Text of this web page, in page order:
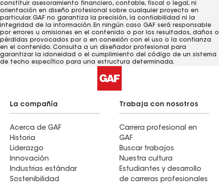
constituir asesoramiento financiero, contable, fiscal o legal, ni
orientación en diseño profesional sobre cualquier proyecto en
particular. GAF no garantiza la precisión, la confiabilidad ni la
integridad de la información. En ningún caso GAF será responsable
por errores u omisiones en el contenido o por los resultados, daños o
pérdidas provocados ​​por o en conexión con el uso o la confianza
en el contenido. Consulta a un diseñador profesional para
garantizar la idoneidad o el cumplimiento del código de un sistema
de techo específico para una estructura determinada.
La compañía
Acerca de GAF
Historia
Liderazgo
Innovación
Industrias estándar
Sostenibilidad
Trabaja con nosotros
Carrera profesional en
GAF
Buscar trabajos
Nuestra cultura
Estudiantes y desarrollo
de carreras profesionales